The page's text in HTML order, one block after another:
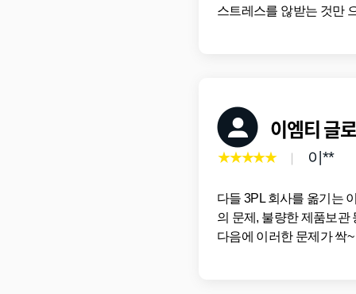
스트레스를 않받는 것만
이엠티 글
★★★★★ 이**
다들 3PL 회사를 옮기는
의 문제, 불량한 제품보관
다음에 이러한 문제가 싹